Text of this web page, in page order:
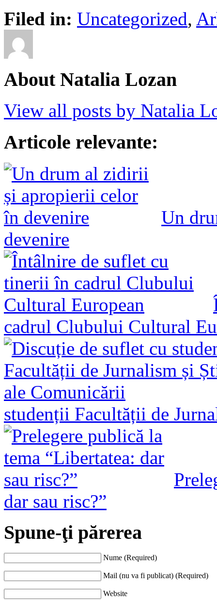
Filed in: Uncategorized,
About Natalia Lozan
View all posts by Natalia
Articole relevante:
Un
devenire
cadrul Clubului Cultural
studenții Facultății de
dar sau risc?”
Spune-ţi părerea
Nume (Required)
Mail (nu va fi publicat) (Required)
Website